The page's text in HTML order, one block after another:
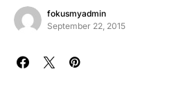
fokusmyadmin
September 22, 2015